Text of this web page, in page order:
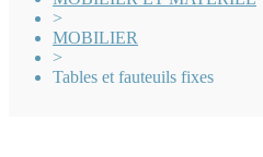
>
MOBILIER
>
Tables et fauteuils fixes